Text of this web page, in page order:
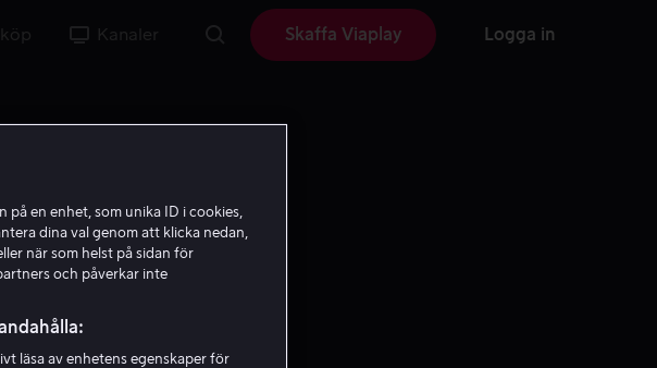
Kanaler Skaffa Viaplay Logga in
en enhet, som unika ID i cookies,
dina val genom att klicka nedan,
när som helst på sidan för
och påverkar inte
läsa av enhetens egenskaper för